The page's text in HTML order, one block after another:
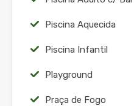
Piscina Aquecida
Piscina Infantil
Playground
Praça de Fogo